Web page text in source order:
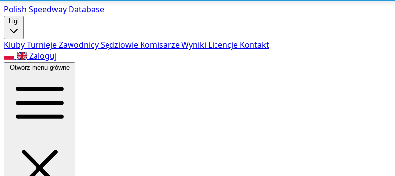
Polish Speedway Database
Ligi
KlubyTurniejeZawodnicySędziowie KomisarzeWyniki Licencje Kontakt
Zaloguj
Otwórz menu główne